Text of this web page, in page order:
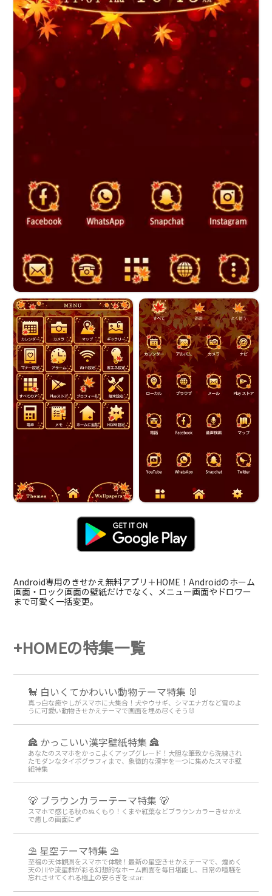
Android専用のきせかえ無料アプリ＋HOME！Androidのホーム
画面・ロック画面の壁紙だけでなく、メニュー画面やドロワー
まで可愛く一括変更。
+HOMEの特集一覧
🐩 白いくてかわいい動物テーマ特集 🐰
真っ白な癒やしがスマホに大集合！犬やウサギ、シマエナガなど雪のよ
うに可愛い動物きせかえテーマで画面を埋め尽くそう🐰
🏯 かっこいい漢字壁紙特集 🏯
あなたのスマホをかっこよくアップグレード！大胆な筆致から洗練され
たモダンなタイポグラフィまで、象徴的な漢字を一つに集めたスマホ壁
紙特集
🐻 ブラウンカラーテーマ特集 🐻
スマホで感じる秋のぬくもり！くまや紅葉などブラウンカラーきせかえ
で癒しの画面に🍂
⛱️ 星空テーマ特集 ⛱️
至福の天体観測をスマホで体験！最新の星空きせかえテーマで、煌めく
天の川や流星群が彩る幻想的なホーム画面を毎日堪能し、日常の喧騒を
忘れさせてくれる極上の安らぎを:star:️